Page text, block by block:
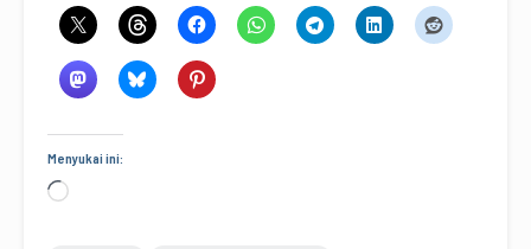
Menyukai ini:
Memuat...